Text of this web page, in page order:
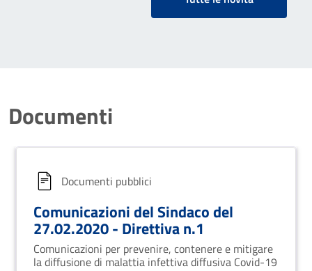
Documenti
Documenti pubblici
Comunicazioni del Sindaco del
27.02.2020 - Direttiva n.1
Comunicazioni per prevenire, contenere e mitigare
la diffusione di malattia infettiva diffusiva Covid-19